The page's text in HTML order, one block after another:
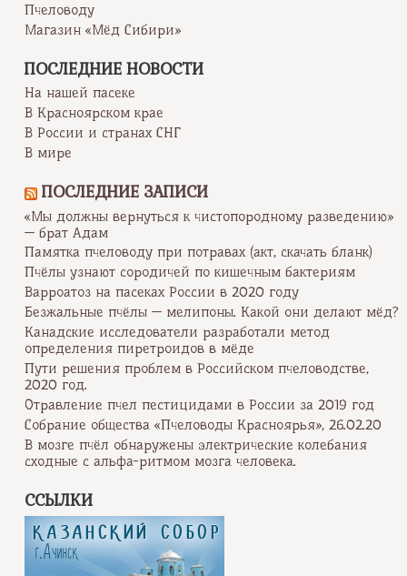
Пчеловоду
Магазин «Мёд Сибири»
ПОСЛЕДНИЕ НОВОСТИ
На нашей пасеке
В Красноярском крае
В России и странах СНГ
В мире
ПОСЛЕДНИЕ ЗАПИСИ
«Мы должны вернуться к чистопородному разведению»
— брат Адам
Памятка пчеловоду при потравах (акт, скачать бланк)
Пчёлы узнают сородичей по кишечным бактериям
Варроатоз на пасеках России в 2020 году
Безжальные пчёлы — мелипоны. Какой они делают мёд?
Канадские исследователи разработали метод
определения пиретроидов в мёде
Пути решения проблем в Российском пчеловодстве,
2020 год.
Отравление пчел пестицидами в России за 2019 год
Собрание общества «Пчеловоды Красноярья», 26.02.20
В мозге пчёл обнаружены электрические колебания
сходные с альфа-ритмом мозга человека.
ССЫЛКИ